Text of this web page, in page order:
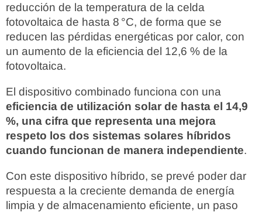
reducción de la temperatura de la celda
fotovoltaica de hasta 8 °C, de forma que se
reducen las pérdidas energéticas por calor, con
un aumento de la eficiencia del 12,6 % de la
fotovoltaica.
El dispositivo combinado funciona con una
eficiencia de utilización solar de hasta el 14,9
%, una cifra que representa una mejora
respeto los dos sistemas solares híbridos
cuando funcionan de manera independiente.
Con este dispositivo híbrido, se prevé poder dar
respuesta a la creciente demanda de energía
limpia y de almacenamiento eficiente, un paso